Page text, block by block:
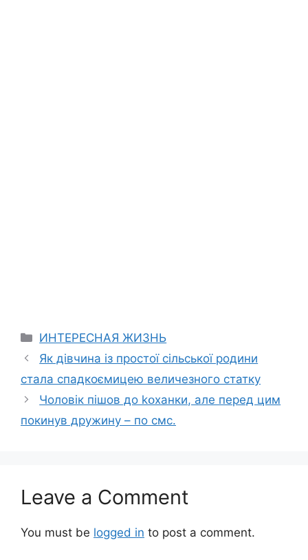
Categories
ИНТЕРЕСНАЯ ЖИЗНЬ
Як дівчина із простої сільської родини
стала спадкоємицею величезного статку
Чоловік пішов до kօxанки, але перед цим
покинув дружину – по смс.
Leave a Comment
You must be logged in to post a comment.